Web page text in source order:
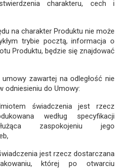
charakteru, cech i
na charakter Produktu nie może
trybie pocztą, informacja o
Produktu, będzie się znajdować
zawartej na odległość nie
odniesieniu do Umowy:
świadczenia jest rzecz
według specyfikacji
zaspokojeniu jego
jest rzecz dostarczana
której po otwarciu